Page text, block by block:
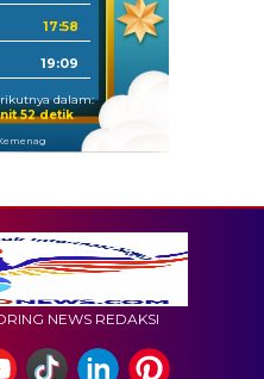
17:58
19:09
dalam:
51 detik
NEWS REDAKSI